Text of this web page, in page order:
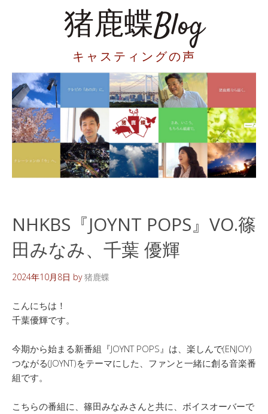
猪鹿蝶Blog
キャスティングの声
NHKBS『JOYNT POPS』VO.篠
田みなみ、千葉 優輝
2024年10月8日 by猪鹿蝶
こんにちは！
千葉優輝です。
今期から始まる新番組『JOYNT POPS』は、楽しんで(ENJOY)
つながる(JOYNT)をテーマにした、ファンと一緒に創る音楽番
組です。
こちらの番組に、篠田みなみさんと共に、ボイスオーバーで